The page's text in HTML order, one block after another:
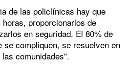
de las policlínicas hay que
proporcionarlos de
en seguridad. El 80% de
se compliquen, se resuelven en
comunidades".